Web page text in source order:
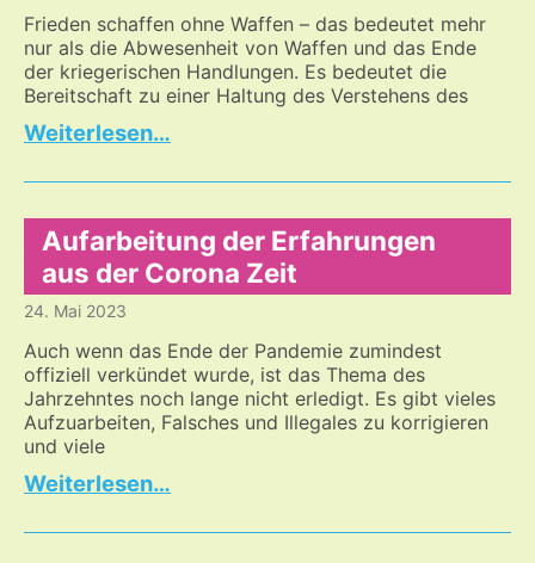
Dialog
eine
Brücke
zum
zu
Frieden schaffen ohne Waffen – das bedeutet mehr
nur als die Abwesenheit von Waffen und das Ende
der kriegerischen Handlungen. Es bedeutet die
Bereitschaft zu einer Haltung des Verstehens des
…
Frieden
ohne
Waffen
Aufarbeitung der Erfahrungen
aus der Corona Zeit
24. Mai 2023
Auch wenn das Ende der Pandemie zumindest
offiziell verkündet wurde, ist das Thema des
Jahrzehntes noch lange nicht erledigt. Es gibt vieles
Aufzuarbeiten, Falsches und Illegales zu korrigieren
und viele
…
Erfahrungen